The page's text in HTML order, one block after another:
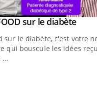
sur le diabète
sur le diabète, c'est votre
qui bouscule les idées
...